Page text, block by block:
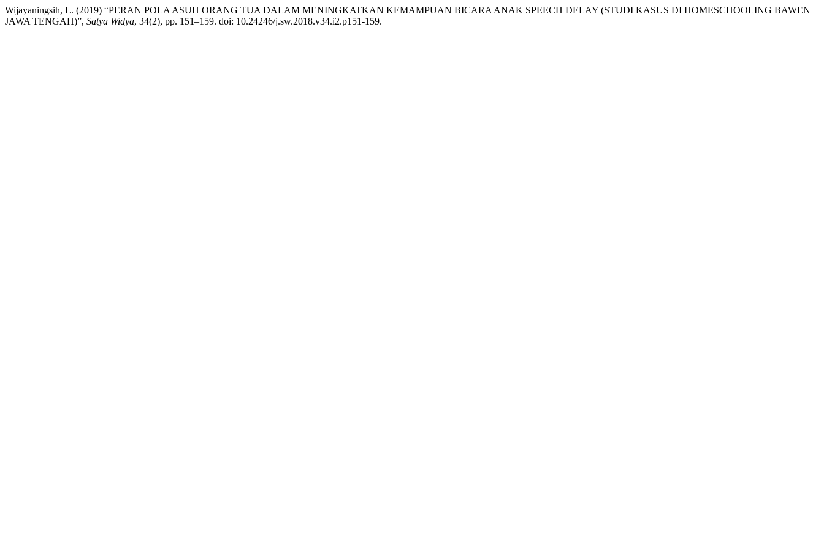
Wijayaningsih, L. (2019) “PERAN POLA ASUH ORANG TUA DALAM MENINGKATKAN KEMAMPUAN BICARA ANAK SPEECH DELAY (STUDI KASUS DI HOMESCHOOLING BAWEN
JAWA TENGAH)”, Satya Widya, 34(2), pp. 151–159. doi: 10.24246/j.sw.2018.v34.i2.p151-159.